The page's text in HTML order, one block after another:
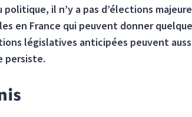
politique, il n’y a pas d’élections
en France qui peuvent donner
législatives anticipées peuvent
persiste.